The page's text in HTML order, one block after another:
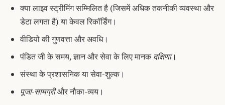
क्या लाइव स्ट्रीमिंग सम्मिलित है (जिसमें अधिक तकनीकी व्यवस्था और
डेटा लगता है) या केवल रिकॉर्डिंग।
वीडियो की गुणवत्ता और अवधि।
पंडित जी के समय, ज्ञान और सेवा के लिए मानकदक्षिणा।
संस्था के प्रशासनिक या सेवा-शुल्क।
पूजा-सामग्रीऔर नौका-व्यय।